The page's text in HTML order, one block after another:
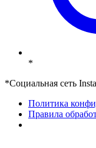
*
*Социальная сеть
Политика
Правила